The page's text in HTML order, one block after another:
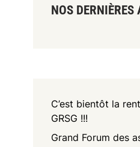
NOS
C’est bientôt la
GRSG !!!
Grand Forum des